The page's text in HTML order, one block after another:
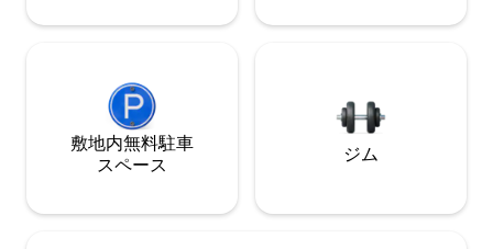
敷地内無料駐⁠車
ス⁠ペ⁠ー⁠ス
ジム